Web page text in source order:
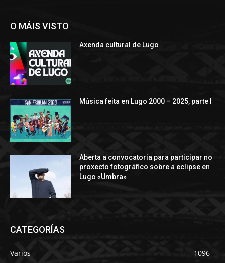
O MÁIS VISTO
Axenda cultural de Lugo
Música feita en Lugo 2000 – 2025, parte I
Aberta a convocatoria para participar no
proxecto fotográfico sobre a eclipse en
Lugo «Umbra»
CATEGORÍAS
Varios
1096